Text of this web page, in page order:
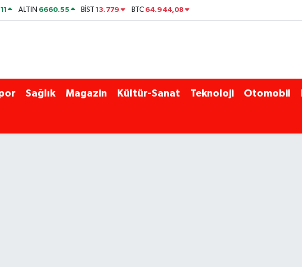
ALTIN 6660.55 BİST13.779 BTC 64.944,08
Sağlık Magazin Kültür-Sanat Teknoloji Otomobil